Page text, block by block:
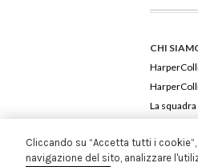
CHI
La squadra
Cliccando su “Accetta tutti i
navigazione del sito, analizzare